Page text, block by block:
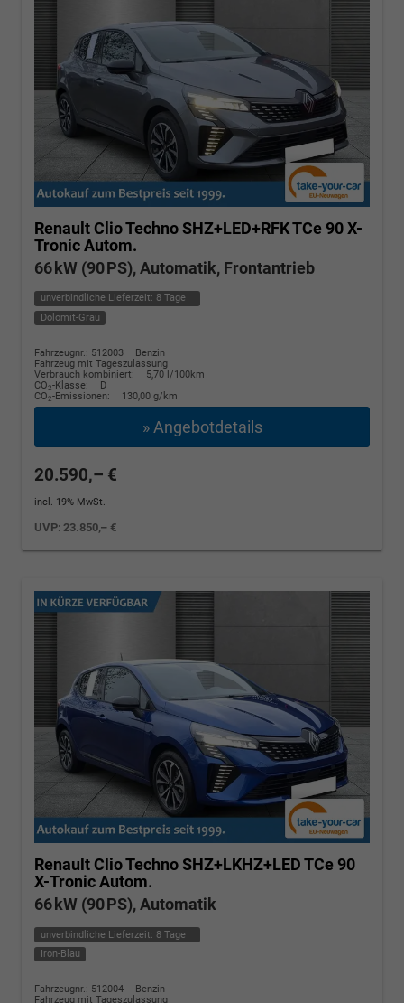
Renault ClioTechno SHZ+LED+RFK TCe 90 X-
Tronic Autom.
66 kW (90 PS), Automatik, Frontantrieb
unverbindliche Lieferzeit: 8 Tage
Dolomit-Grau
Fahrzeugnr.: 512003
Benzin
Fahrzeug mit Tageszulassung
Verbrauch kombiniert:
5,70 l/100km
CO2-Klasse:
D
CO2-Emissionen: 130,00 g/km
» Angebotdetails
20.590,– €
incl. 19% MwSt.
UVP:23.850,– €
Renault ClioTechno SHZ+LKHZ+LED TCe 90
X-Tronic Autom.
66 kW (90 PS), Automatik
unverbindliche Lieferzeit: 8 Tage
Iron-Blau
Fahrzeugnr.: 512004
Benzin
Fahrzeug mit Tageszulassung